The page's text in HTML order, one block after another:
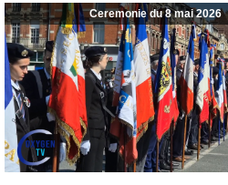
Ceremonie du 8 mai 2026